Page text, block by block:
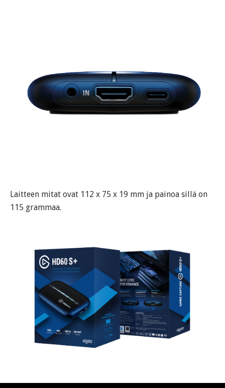
Laitteen mitat ovat 112 x 75 x 19 mm ja painoa sillä on
115 grammaa.